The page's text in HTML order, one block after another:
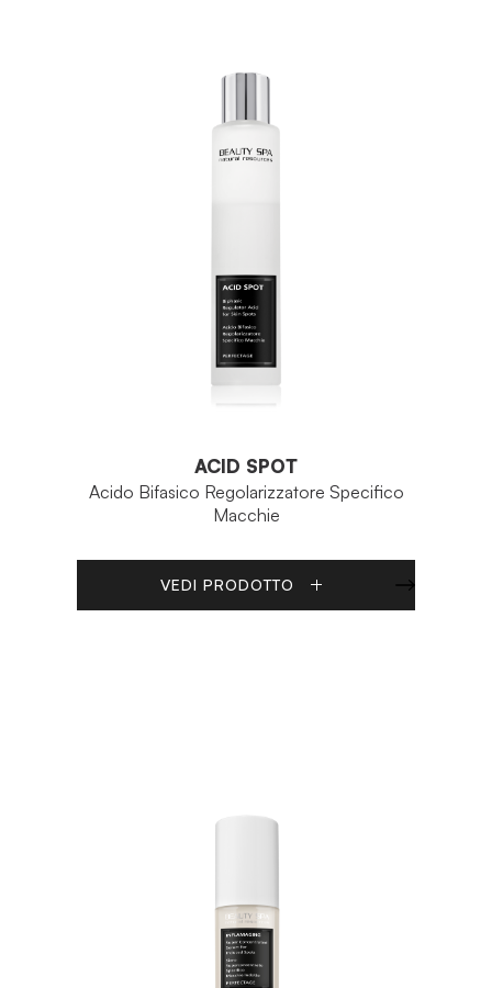
ACID SPOT
Acido Bifasico Regolarizzatore Specifico
Macchie
VEDI PRODOTTO